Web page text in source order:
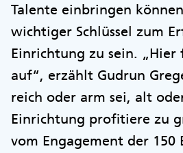
Talente einbringen
wichtiger Schlüssel zum
Einrichtung zu sein.
auf“, erzählt Gudrun
reich oder arm sei, alt
Einrichtung profitiere zu
vom Engagement der 150